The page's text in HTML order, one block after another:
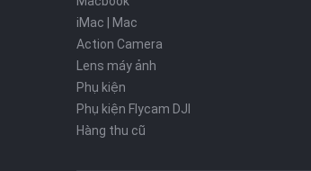
iMac | Mac
Action Camera
Lens máy ảnh
Phụ kiện
Phụ kiện Flycam DJI
Hàng thu cũ